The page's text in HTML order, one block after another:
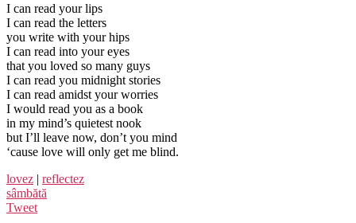
I can read your lips
I can read the letters
you write with your hips
I can read into your eyes
that you loved so many guys
I can read you midnight stories
I can read amidst your worries
I would read you as a book
in my mind’s quietest nook
but I’ll leave now, don’t you mind
‘cause love will only get me blind.
lovez | reflectez
sâmbătă
Tweet